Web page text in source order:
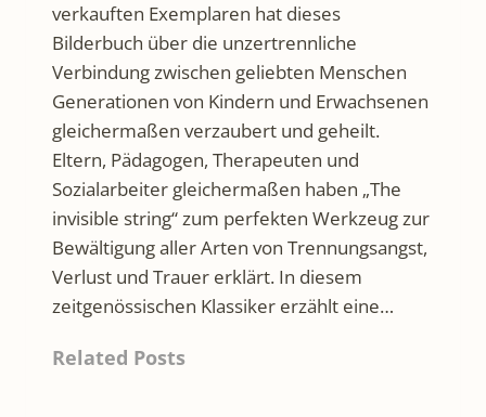
verkauften Exemplaren hat dieses
Bilderbuch über die unzertrennliche
Verbindung zwischen geliebten Menschen
Generationen von Kindern und Erwachsenen
gleichermaßen verzaubert und geheilt.
Eltern, Pädagogen, Therapeuten und
Sozialarbeiter gleichermaßen haben „The
invisible string“ zum perfekten Werkzeug zur
Bewältigung aller Arten von Trennungsangst,
Verlust und Trauer erklärt. In diesem
zeitgenössischen Klassiker erzählt eine…
Related Posts